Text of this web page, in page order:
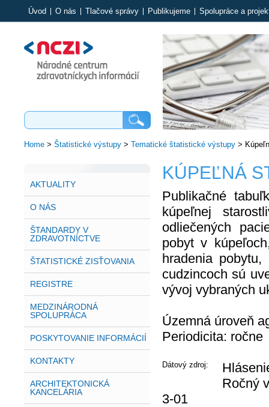
Úvod O nás Tlačové správy Publikujeme Spolupráce a
Home> Štatistické výstupy> Tematické štatistické výstupy>
AKTUALITY
O NÁS
ŠTANDARDY V
ZDRAVOTNÍCTVE
ŠTATISTICKÉ ZISŤOVANIA
REGISTRE
MEDZINÁRODNÁ
SPOLUPRÁCA
POSKYTOVANIE INFORMÁCIÍ
KONTAKTY
ARCHITEKTONICKÁ
KANCELÁRIA
KÚPEĽNÁ
Publikačné
kúpeľnej
odliečených
pobyt v
hradenia
cudzincoch sú
vývoj vybraných
Územná úroveň
Periodicita: ročne
Dátový zdroj:
Ročný
3-01